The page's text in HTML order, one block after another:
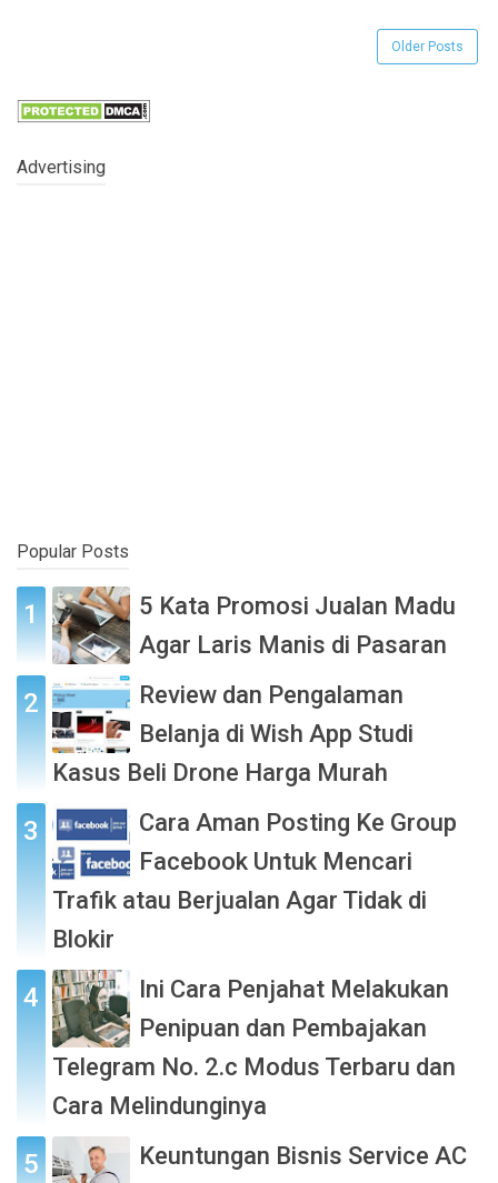
Older Posts
Advertising
Popular Posts
5 Kata Promosi Jualan Madu
Agar Laris Manis di Pasaran
Review dan Pengalaman
Belanja di Wish App Studi
Kasus Beli Drone Harga Murah
Cara Aman Posting Ke Group
Facebook Untuk Mencari
Trafik atau Berjualan Agar Tidak di
Blokir
Ini Cara Penjahat Melakukan
Penipuan dan Pembajakan
Telegram No. 2.c Modus Terbaru dan
Cara Melindunginya
Keuntungan Bisnis Service AC